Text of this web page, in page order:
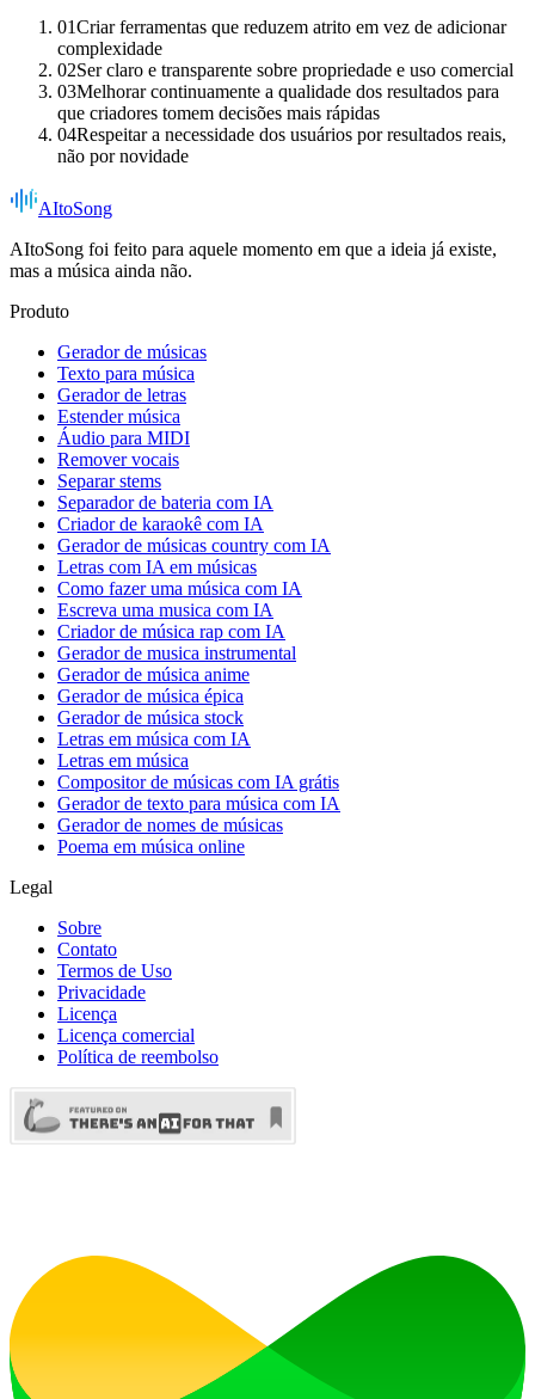
01Criar ferramentas que reduzem atrito em vez de adicionar
complexidade
02Ser claro e transparente sobre propriedade e uso comercial
03Melhorar continuamente a qualidade dos resultados para
que criadores tomem decisões mais rápidas
04Respeitar a necessidade dos usuários por resultados reais,
não por novidade
AItoSong
AItoSong foi feito para aquele momento em que a ideia já existe,
mas a música ainda não.
Produto
Gerador de músicas
Texto para música
Gerador de letras
Estender música
Áudio para MIDI
Remover vocais
Separar stems
Separador de bateria com IA
Criador de karaokê com IA
Gerador de músicas country com IA
Letras com IA em músicas
Como fazer uma música com IA
Escreva uma musica com IA
Criador de música rap com IA
Gerador de musica instrumental
Gerador de música anime
Gerador de música épica
Gerador de música stock
Letras em música com IA
Letras em música
Compositor de músicas com IA grátis
Gerador de texto para música com IA
Gerador de nomes de músicas
Poema em música online
Legal
Sobre
Contato
Termos de Uso
Privacidade
Licença
Licença comercial
Política de reembolso